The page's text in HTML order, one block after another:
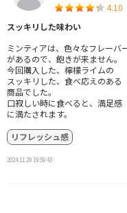
4.10
スッキリした味わい
ミンティアは、色々なフレーバ
があるので、飽きが来ません。
今回購入した、檸檬ライムの
スッキリした、食べ応えのある
商品でした。
口寂しい時に食べると、満足感
に満たされます。
リフレッシュ感
2024.11.29 19:59:43